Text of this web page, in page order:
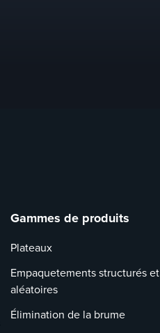
Gammes de produits
Plateaux
Empaquetements structurés et
aléatoires
Élimination de la brume